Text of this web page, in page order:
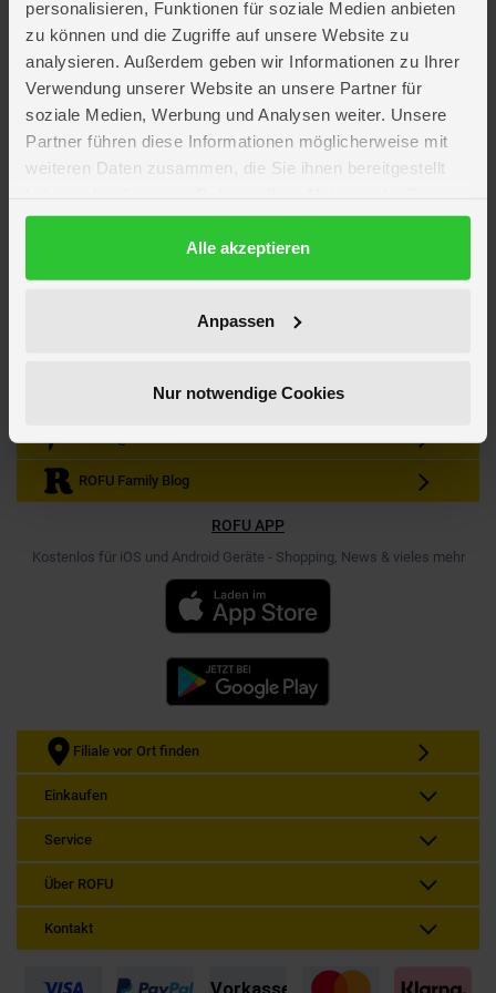
personalisieren, Funktionen für soziale Medien anbieten
zu können und die Zugriffe auf unsere Website zu
analysieren. Außerdem geben wir Informationen zu Ihrer
Verwendung unserer Website an unsere Partner für
soziale Medien, Werbung und Analysen weiter. Unsere
Partner führen diese Informationen möglicherweise mit
weiteren Daten zusammen, die Sie ihnen bereitgestellt
gesammelt haben.
DatenschutzerklärungAlle akzeptieren
Anpassen
Nur notwendige Cookies
Kein Angebot mehr verpassen
Zum Newsletter anmelden & Vorteile sichern
Anmelden
Gutscheine & Gewinnspiele
Neuheiten, Trends & Angebote
Werde unser Fan auf Facebook
ROFU Family Blog
ROFU APP
Kostenlos für iOS und Android Geräte - Shopping, News & vieles mehr
Filiale vor Ort finden
Einkaufen
Service
Über ROFU
Kontakt